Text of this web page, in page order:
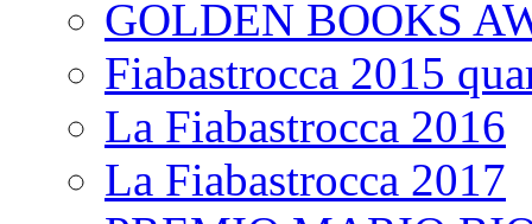
GOLDEN BOOKS
Fiabastrocca 2015
La Fiabastrocca 2016
La Fiabastrocca 2017